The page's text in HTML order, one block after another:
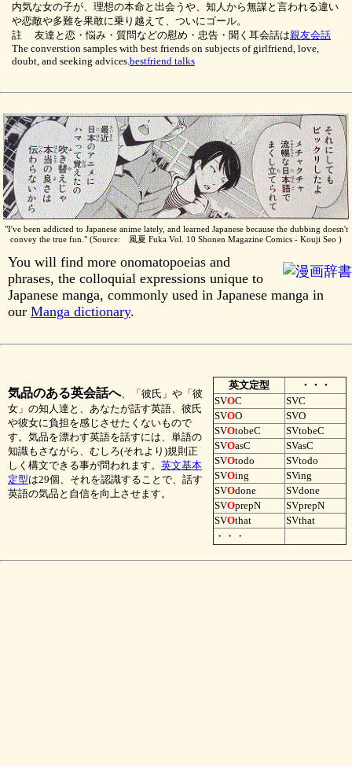
内気な女の子が、理想の本命と出会うや、知人から無謀と言われる違い
や恋敵や多難を果敢に乗り越えて、ついにゴール。
註 友達と恋・悩み・質問などの慰め・忠告・聞く耳会話は親友会話
The converstion samples with best friends on subjects of girlfriend, love,
doubt, and seeking advices.bestfriend talks
"I've been addicted to Japanese anime lately, and learned Japanese because the dubbing doesn't
convey the true fun." (Source: 風夏 Fuka Vol. 10 Shonen Magazine Comics - Kouji Seo )
You will find more onomatopoeias and
phrases, the colloquial expressions unique to
Japanese manga, commonly used in Japanese manga in
our Manga dictionary.
英文定型
・・・
SVOC
SVC
SVOO
SVO
SVOtobeC
SVtobeC
SVOasC
SVasC
SVOtodo
SVtodo
SVOing
SVing
SVOdone
SVdone
SVOprepN
SVprepN
SVOthat
SVthat
・・・
気品のある英会話へ、「彼氏」や「彼
女」の知人達と、あなたが話す英語、彼氏
や彼女に負担を感じさせたくないもので
す。気品を漂わす英語を話すには、単語の
知識もさながら、むしろ(それより)規則正
しく構文できる事が問われます。 英文基本
定型は29個、それを認識することで、話す
英語の気品と自信を向上させます。